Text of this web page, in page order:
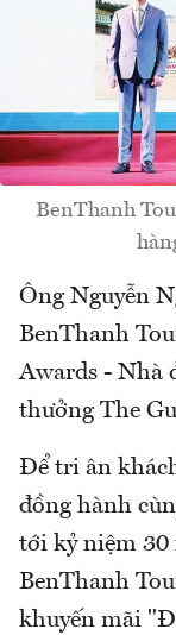
BenThanh
Ông Nguyễn
BenThanh
Awards - Nhà
thưởng The
Để tri ân
đồng hành
tới kỷ niệm 30
BenThanh
khuyến mãi